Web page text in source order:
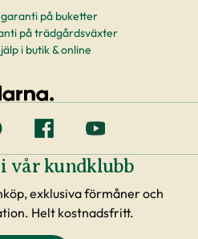
på buketter
på trädgårdsväxter
i butik & online
vår kundklubb
exklusiva förmåner och
Helt kostnadsfritt.